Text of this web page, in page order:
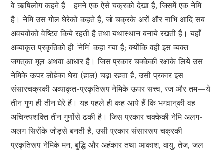
वे ऋषिलोग कहते हैं—हमने एक ऐसे चक्रको देखा है, जिसमें एक नेमि
है। नेमि उस गोल घेरेको कहते हैं, जो चक्रके अरों और नाभि आदि सब
अवयवोंको वेष्टित किये रहती है तथा यथास्थान बनाये रखती है। यहाँ
अव्याकृत प्रकृतिको ही ‘नेमि’ कहा गया है; क्योंकि वही इस व्यक्त
जगत‍्का मूल अथवा आधार है। जिस प्रकार चक्‍केकी रक्षाके लिये उस
नेमिके ऊपर लोहेका घेरा (हाल) चढ़ा रहता है, उसी प्रकार इस
संसारचक्रकी अव्याकृत-प्रकृतिरूप नेमिके ऊपर सत्त्व, रज और तम—ये
तीन गुण ही तीन घेरे हैं। यह पहले ही कह आये हैं कि भगवान‍्की वह
अचिन्त्यशक्ति तीन गुणोंसे ढकी है। जिस प्रकार चक्‍केकी नेमि अलग-
अलग सिरोंके जोड़से बनती है, उसी प्रकार संसाररूप चक्रकी
प्रकृतिरूप नेमिके मन, बुद्धि और अहंकार तथा आकाश, वायु, तेज, जल